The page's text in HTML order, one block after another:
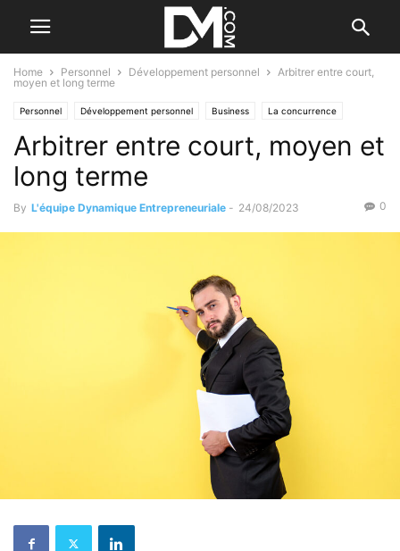
Home Personnel Développement personnel
Arbitrer entre court,
moyen et long terme
Personnel Développement personnel Business La concurrence
Créer Le B.A. BA de la stratégie Les stratégies originales
Arbitrer entre court, moyen et
long terme
By L'équipe Dynamique Entrepreneuriale - 24/08/2023 0